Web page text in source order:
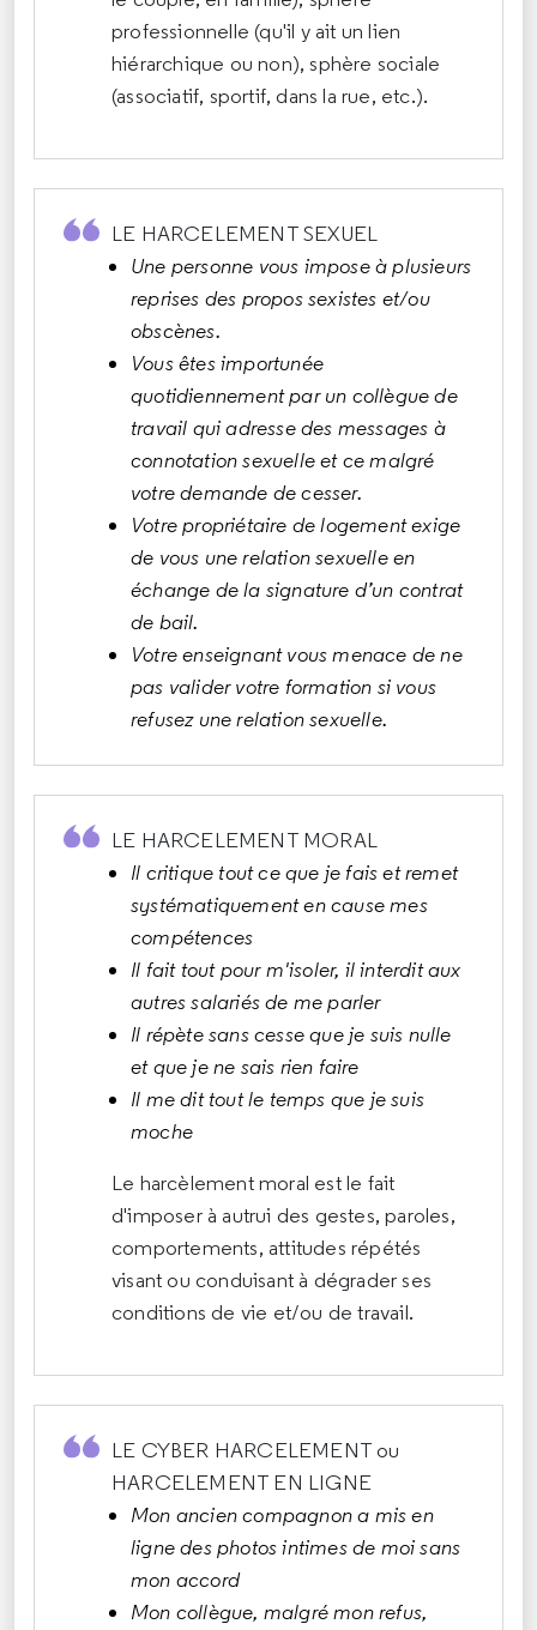
professionnelle (qu'il y ait un lien
hiérarchique ou non), sphère sociale
(associatif, sportif, dans la rue, etc.).
LE HARCELEMENT SEXUEL
Une personne vous impose à plusieurs
reprises des propos sexistes et/ou
obscènes.
Vous êtes importunée
quotidiennement par un collègue de
travail qui adresse des messages à
connotation sexuelle et ce malgré
votre demande de cesser.
Votre propriétaire de logement exige
de vous une relation sexuelle en
échange de la signature d’un contrat
de bail.
Votre enseignant vous menace de ne
pas valider votre formation si vous
refusez une relation sexuelle.
LE HARCELEMENT MORAL
Il critique tout ce que je fais et remet
systématiquement en cause mes
compétences
Il fait tout pour m'isoler, il interdit aux
autres salariés de me parler
Il répète sans cesse que je suis nulle
et que je ne sais rien faire
Il me dit tout le temps que je suis
moche
Le harcèlement moral est le fait
d'imposer à autrui des gestes, paroles,
comportements, attitudes répétés
visant ou conduisant à dégrader ses
conditions de vie et/ou de travail.
LE CYBER HARCELEMENT ou
HARCELEMENT EN LIGNE
Mon ancien compagnon a mis en
ligne des photos intimes de moi sans
mon accord
Mon collègue, malgré mon refus,